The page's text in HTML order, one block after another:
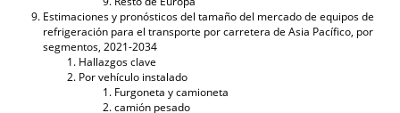
Estimaciones y pronósticos del tamaño del mercado de equipos de
refrigeración para el transporte por carretera de Asia Pacífico, por
segmentos, 2021-2034
Hallazgos clave
Por vehículo instalado
Furgoneta y camioneta
camión pesado